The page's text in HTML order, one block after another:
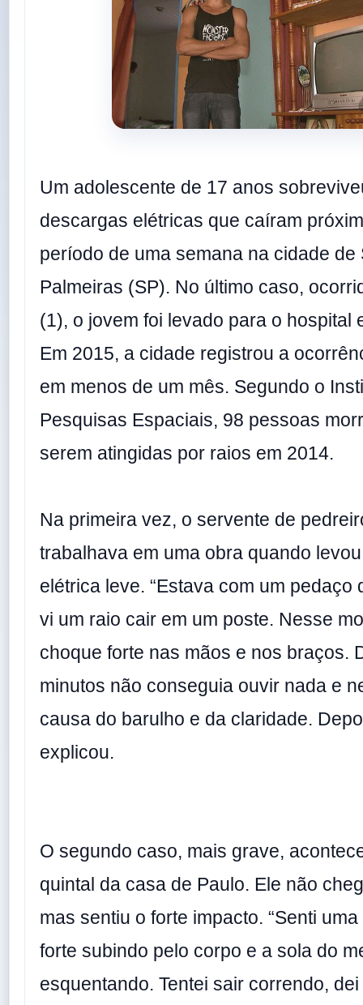
Um adolescente de 17 anos
descargas elétricas que caíram
período de uma semana na cidade de
Palmeiras (SP). No último caso,
(1), o jovem foi levado para o hospital
Em 2015, a cidade registrou a
em menos de um mês. Segundo o
Pesquisas Espaciais, 98 pessoas
serem atingidas por raios em 2014.
Na primeira vez, o servente de
trabalhava em uma obra quando
elétrica leve. “Estava com um pedaço
vi um raio cair em um poste. Nesse
choque forte nas mãos e nos braços.
minutos não conseguia ouvir nada e
causa do barulho e da claridade.
explicou.
O segundo caso, mais grave,
quintal da casa de Paulo. Ele não
mas sentiu o forte impacto. “Senti
forte subindo pelo corpo e a sola do
esquentando. Tentei sair correndo,